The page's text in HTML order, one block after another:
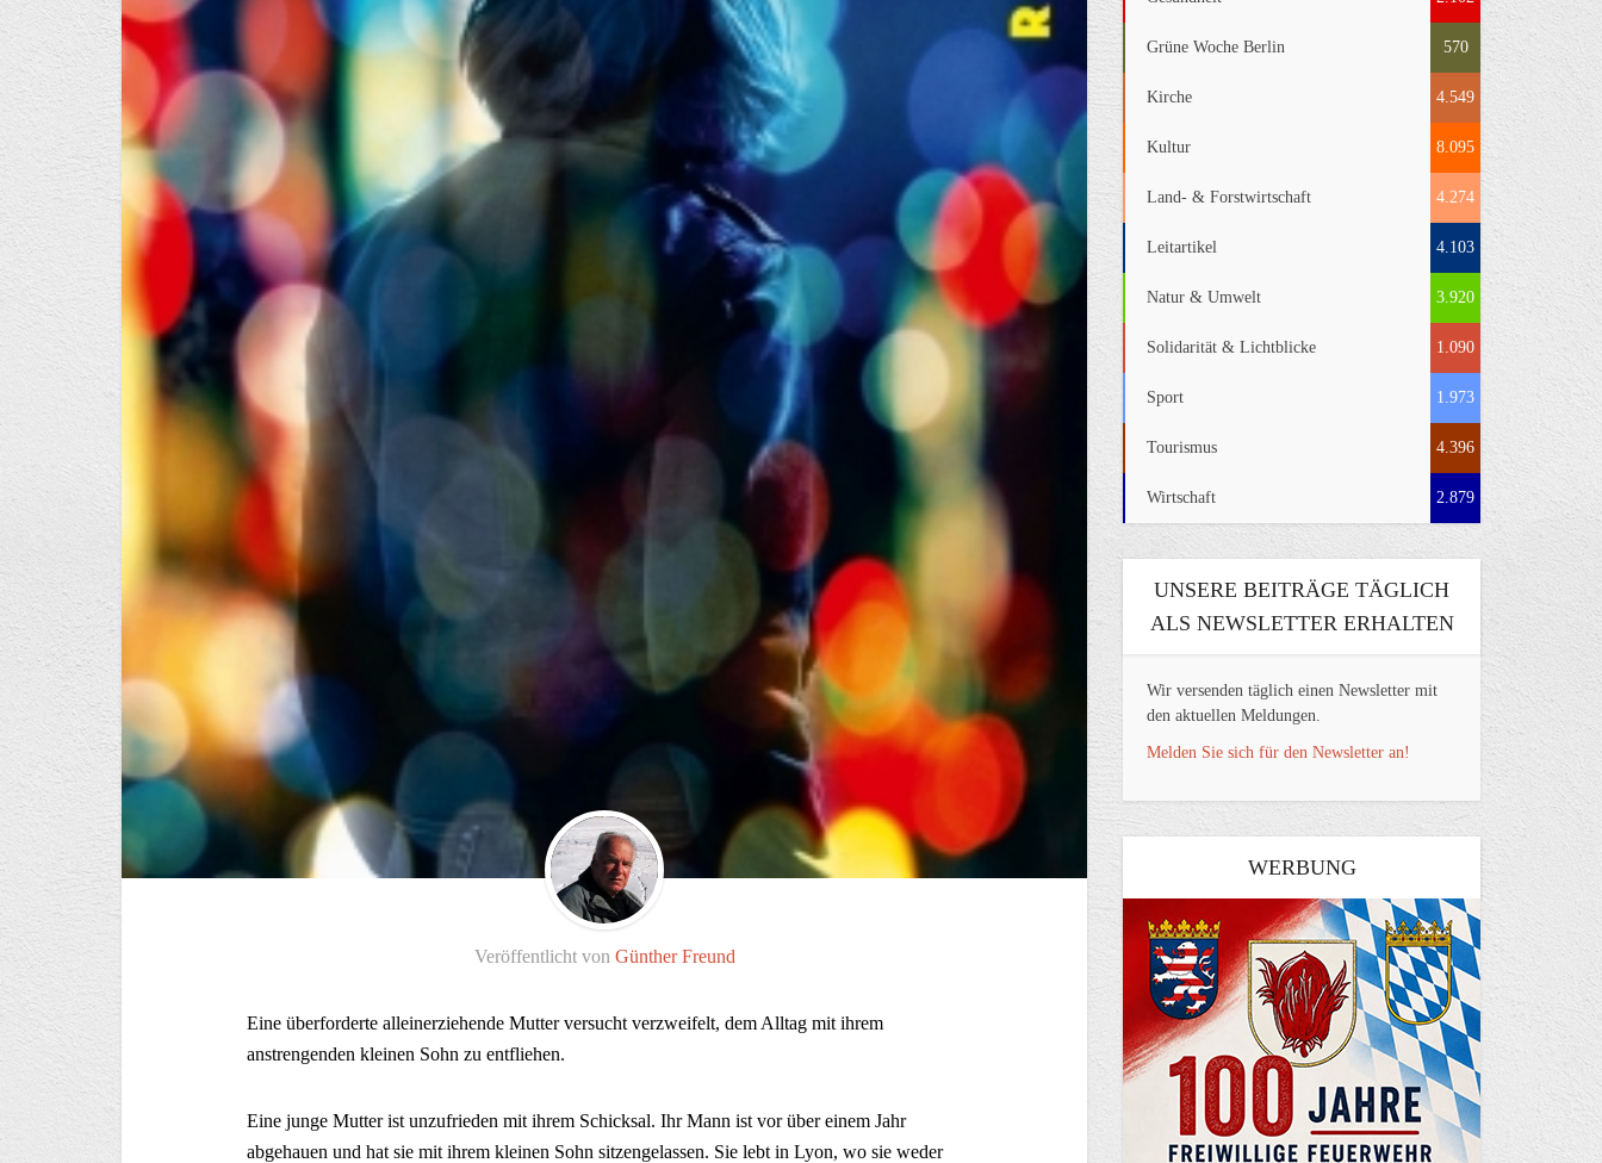
Veröffentlicht von Günther Freund
Eine überforderte alleinerziehende Mutter versucht verzweifelt, dem Alltag mit ihrem
anstrengenden kleinen Sohn zu entfliehen.
Eine junge Mutter ist unzufrieden mit ihrem Schicksal. Ihr Mann ist vor über einem Jahr
abgehauen und hat sie mit ihrem kleinen Sohn sitzengelassen. Sie lebt in Lyon, wo sie weder
Grüne Woche Berlin 570
Kirche 4.549
Kultur 8.095
Land- & Forstwirtschaft 4.274
Leitartikel 4.103
Natur & Umwelt 3.920
Solidarität & Lichtblicke 1.090
Sport 1.973
Tourismus 4.396
Wirtschaft 2.879
UNSERE BEITRÄGE TÄGLICH
ALS NEWSLETTER ERHALTEN
Wir versenden täglich einen Newsletter mit
den aktuellen Meldungen.
Melden Sie sich für den Newsletter an!
WERBUNG